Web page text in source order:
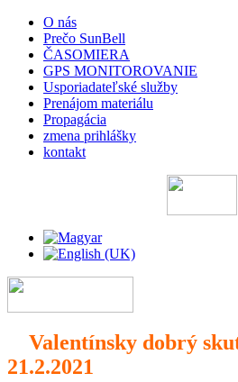
O nás
Prečo SunBell
ČASOMIERA
GPS MONITOROVANIE
Usporiadateľské služby
Prenájom materiálu
Propagácia
zmena prihlášky
kontakt
Valentínsky dobrý
21.2.2021